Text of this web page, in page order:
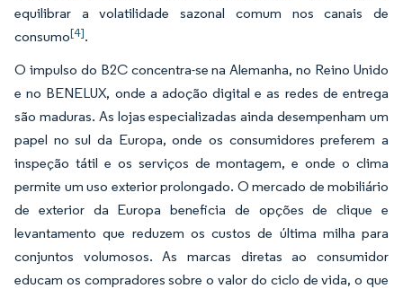
equilibrar a volatilidade sazonal comum nos canais de
consumo[4].
O impulso do B2C concentra-se na Alemanha, no Reino Unido
e no BENELUX, onde a adoção digital e as redes de entrega
são maduras. As lojas especializadas ainda desempenham um
papel no sul da Europa, onde os consumidores preferem a
inspeção tátil e os serviços de montagem, e onde o clima
permite um uso exterior prolongado. O mercado de mobiliário
de exterior da Europa beneficia de opções de clique e
levantamento que reduzem os custos de última milha para
conjuntos volumosos. As marcas diretas ao consumidor
educam os compradores sobre o valor do ciclo de vida, o que